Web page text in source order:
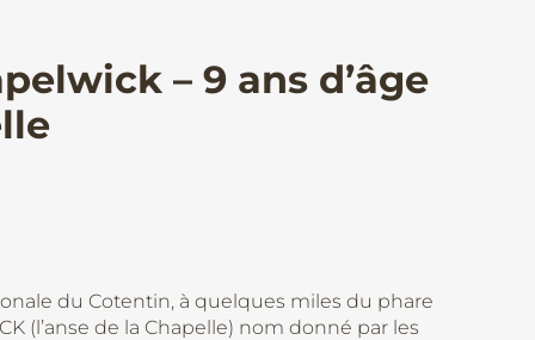
– 9 ans d’âge
du Cotentin, à quelques miles du phare
(l’anse de la Chapelle) nom donné par les